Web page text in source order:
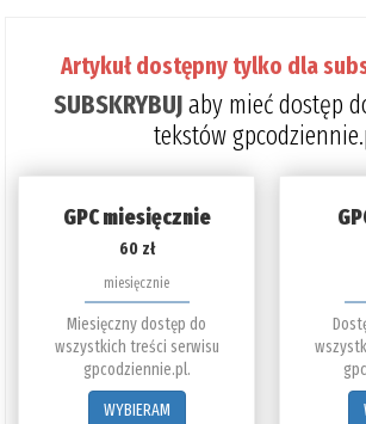
Artykuł dostępny tylko dla
SUBSKRYBUJaby mieć dostęp
tekstów
GPC miesięcznie
60 zł
miesięcznie
Miesięczny dostęp do
wszystkich treści serwisu
gpcodziennie.pl.
WYBIERAM